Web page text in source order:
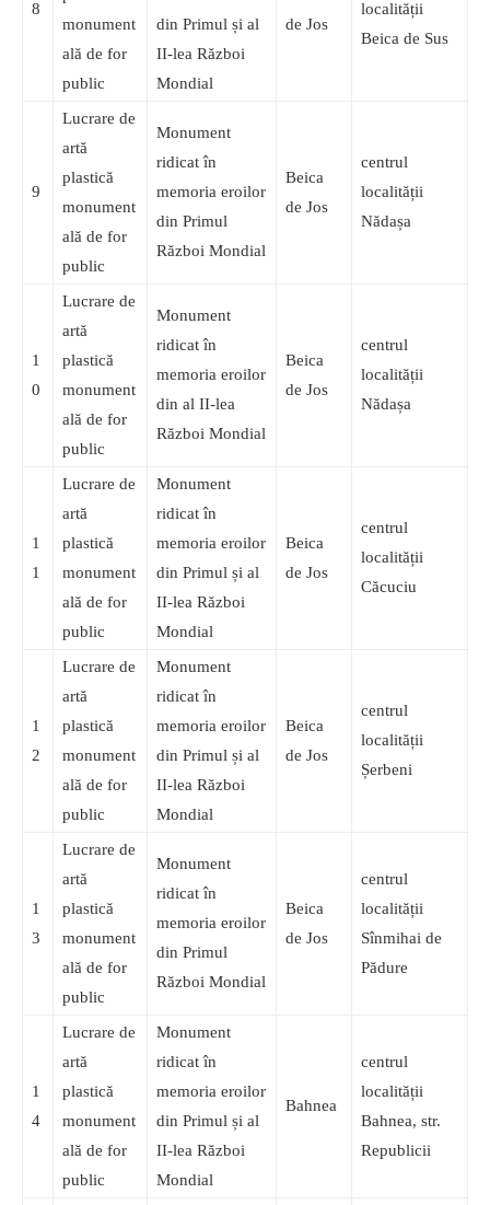
8
monument
ală de for
public
din Primul și al
II-lea Război
Mondial
de Jos
localității
Beica de Sus
9
Lucrare de
artă
plastică
monument
ală de for
public
Monument
ridicat în
memoria eroilor
din Primul
Război Mondial
Beica
de Jos
centrul
localității
Nădașa
1
0
Lucrare de
artă
plastică
monument
ală de for
public
Monument
ridicat în
memoria eroilor
din al II-lea
Război Mondial
Beica
de Jos
centrul
localității
Nădașa
1
1
Lucrare de
artă
plastică
monument
ală de for
public
Monument
ridicat în
memoria eroilor
din Primul și al
II-lea Război
Mondial
Beica
de Jos
centrul
localității
Căcuciu
1
2
Lucrare de
artă
plastică
monument
ală de for
public
Monument
ridicat în
memoria eroilor
din Primul și al
II-lea Război
Mondial
Beica
de Jos
centrul
localității
Șerbeni
1
3
Lucrare de
artă
plastică
monument
ală de for
public
Monument
ridicat în
memoria eroilor
din Primul
Război Mondial
Beica
de Jos
centrul
localității
Sînmihai de
Pădure
1
4
Lucrare de
artă
plastică
monument
ală de for
public
Monument
ridicat în
memoria eroilor
din Primul și al
II-lea Război
Mondial
Bahnea
centrul
localității
Bahnea, str.
Republicii